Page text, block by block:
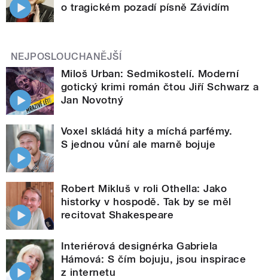
o tragickém pozadí písně Závidím
NEJPOSLOUCHANĚJŠÍ
Miloš Urban: Sedmikostelí. Moderní
gotický krimi román čtou Jiří Schwarz a
Jan Novotný
Voxel skládá hity a míchá parfémy.
S jednou vůní ale marně bojuje
Robert Mikluš v roli Othella: Jako
historky v hospodě. Tak by se měl
recitovat Shakespeare
Interiérová designérka Gabriela
Hámová: S čím bojuju, jsou inspirace
z internetu